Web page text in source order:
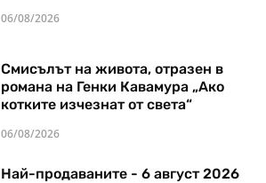
06/08/2026
Смисълът на живота, отразен в
романа на Генки Кавамура „Ако
котките изчезнат от света“
06/08/2026
Най-продаваните - 6 август 2026